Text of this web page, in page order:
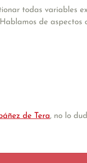
todas variables
de aspectos
de Tera, no lo